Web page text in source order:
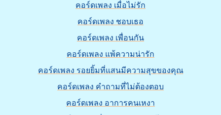
คอร์ดเพลง เมื่อไม่รัก
คอร์ดเพลง ชอบเธอ
คอร์ดเพลง เพื่อนกัน
คอร์ดเพลง แพ้ความน่ารัก
คอร์ดเพลง รอยยิ้มที่แสนมีความสุขของคุณ
คอร์ดเพลง คำถามที่ไม่ต้องตอบ
คอร์ดเพลง อาการคนเหงา